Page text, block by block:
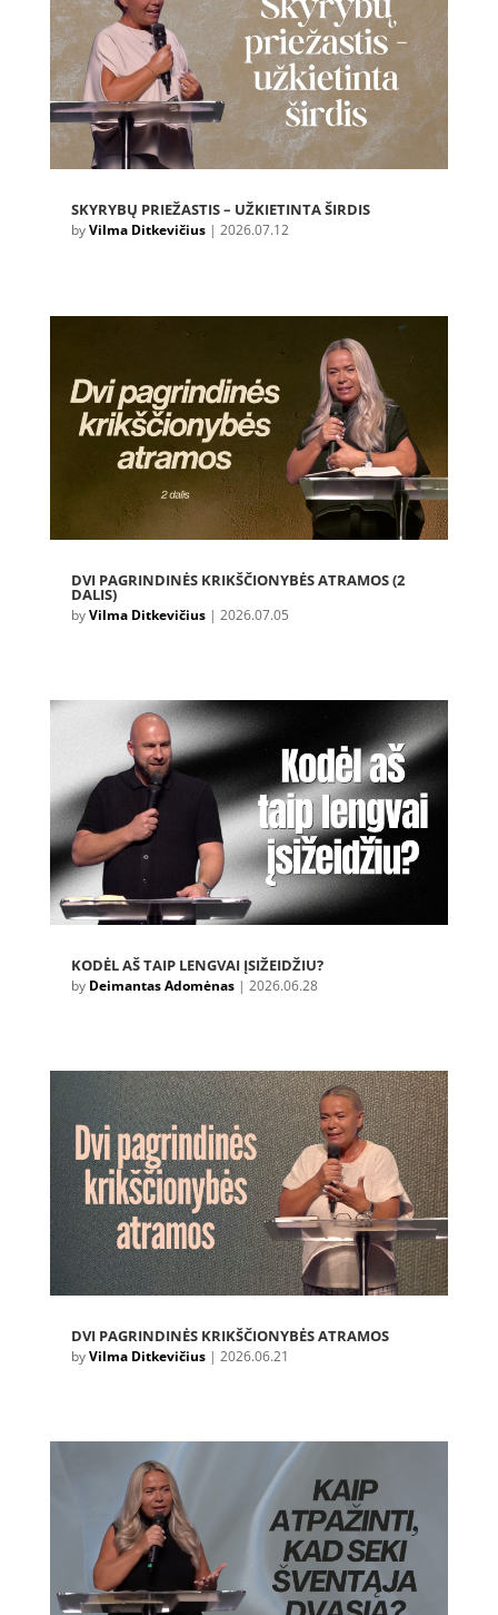
SKYRYBŲ PRIEŽASTIS – UŽKIETINTA ŠIRDIS
byVilma Ditkevičius| 2026.07.12
DVI PAGRINDINĖS KRIKŠČIONYBĖS ATRAMOS (2
DALIS)
byVilma Ditkevičius| 2026.07.05
KODĖL AŠ TAIP LENGVAI ĮSIŽEIDŽIU?
by Deimantas Adomėnas| 2026.06.28
DVI PAGRINDINĖS KRIKŠČIONYBĖS ATRAMOS
byVilma Ditkevičius| 2026.06.21